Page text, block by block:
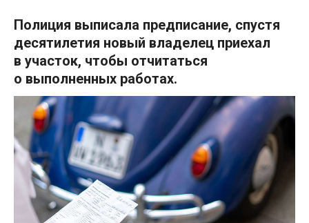
Полиция выписала предписание, спустя
десятилетия новый владелец приехал
в участок, чтобы отчитаться
о выполненных работах.